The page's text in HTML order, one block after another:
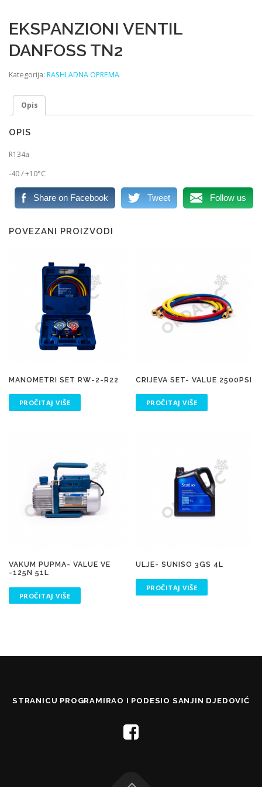
EKSPANZIONI VENTIL
DANFOSS TN2
Kategorija: RASHLADNA OPREMA
Opis
OPIS
R134a
-40 / +10°C
Share on Facebook Tweet Follow us
POVEZANI PROIZVODI
MANOMETRI SET RW-2-R22
PROČITAJ VIŠE
CRIJEVA SET- VALUE 2500PSI
PROČITAJ VIŠE
VAKUM PUPMA- VALUE VE
-125N 51L
PROČITAJ VIŠE
ULJE- SUNISO 3GS 4L
PROČITAJ VIŠE
STRANICU PROGRAMIRAO I PODESIO SANJIN DJEDOVIĆ